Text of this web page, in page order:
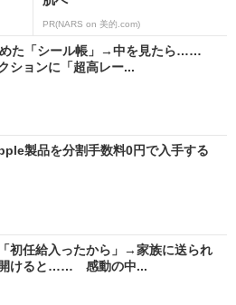
PR(NARS on 美的.com)
めた「シール帳」→中を見たら……
ションに「超高レー...
製品を分割手数料0円で入手する
初任給入ったから」→家族に送られ
開けると…… 感動の中...